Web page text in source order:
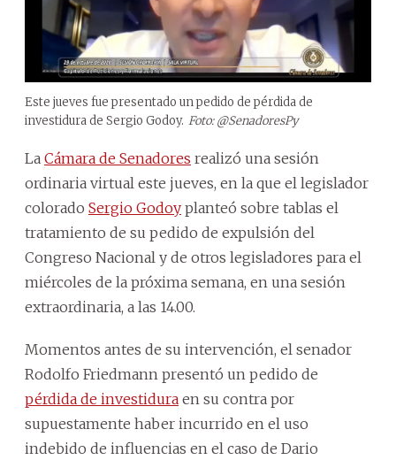
Este jueves fue presentado un pedido de pérdida de
investidura de Sergio Godoy. Foto: @SenadoresPy
La Cámara de Senadores realizó una sesión
ordinaria virtual este jueves, en la que el legislador
colorado Sergio Godoy planteó sobre tablas el
tratamiento de su pedido de expulsión del
Congreso Nacional y de otros legisladores para el
miércoles de la próxima semana, en una sesión
extraordinaria, a las 14.00.
Momentos antes de su intervención, el senador
Rodolfo Friedmann presentó un pedido de
pérdida de investidura en su contra por
supuestamente haber incurrido en el uso
indebido de influencias en el caso de Dario